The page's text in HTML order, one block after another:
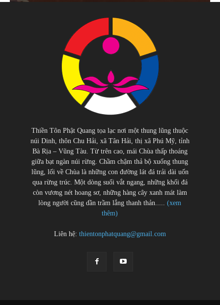
Thiền Tôn Phật Quang tọa lạc nơi một thung lũng thuộc
núi Dinh, thôn Chu Hải, xã Tân Hải, thị xã Phú Mỹ, tỉnh
Bà Rịa – Vũng Tàu. Từ trên cao, mái Chùa thấp thoáng
giữa bạt ngàn núi rừng. Chầm chậm thả bộ xuống thung
lũng, lối về Chùa là những con đường lát đá trải dài uốn
qua rừng trúc. Một dòng suối vắt ngang, những khối đá
còn vương nét hoang sơ, những hàng cây xanh mát làm
lòng người cũng dần trầm lắng thanh thản.....(xem
thêm)
Liên hệ: thientonphatquang@gmail.com